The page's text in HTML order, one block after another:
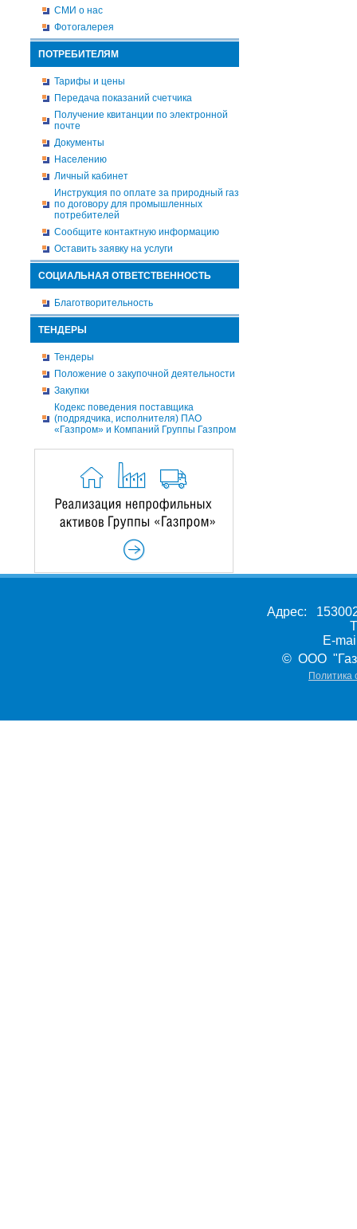
СМИ о нас
Фотогалерея
ПОТРЕБИТЕЛЯМ
Тарифы и цены
Передача показаний счетчика
Получение квитанции по электронной
почте
Документы
Населению
Личный кабинет
Инструкция по оплате за природный газ
по договору для промышленных
потребителей
Сообщите контактную информацию
Оставить заявку на услуги
СОЦИАЛЬНАЯ ОТВЕТСТВЕННОСТЬ
Благотворительность
ТЕНДЕРЫ
Тендеры
Положение о закупочной деятельности
Закупки
Кодекс поведения поставщика
(подрядчика, исполнителя) ПАО
«Газпром» и Компаний Группы Газпром
Адрес:
E-
© ООО
Политика